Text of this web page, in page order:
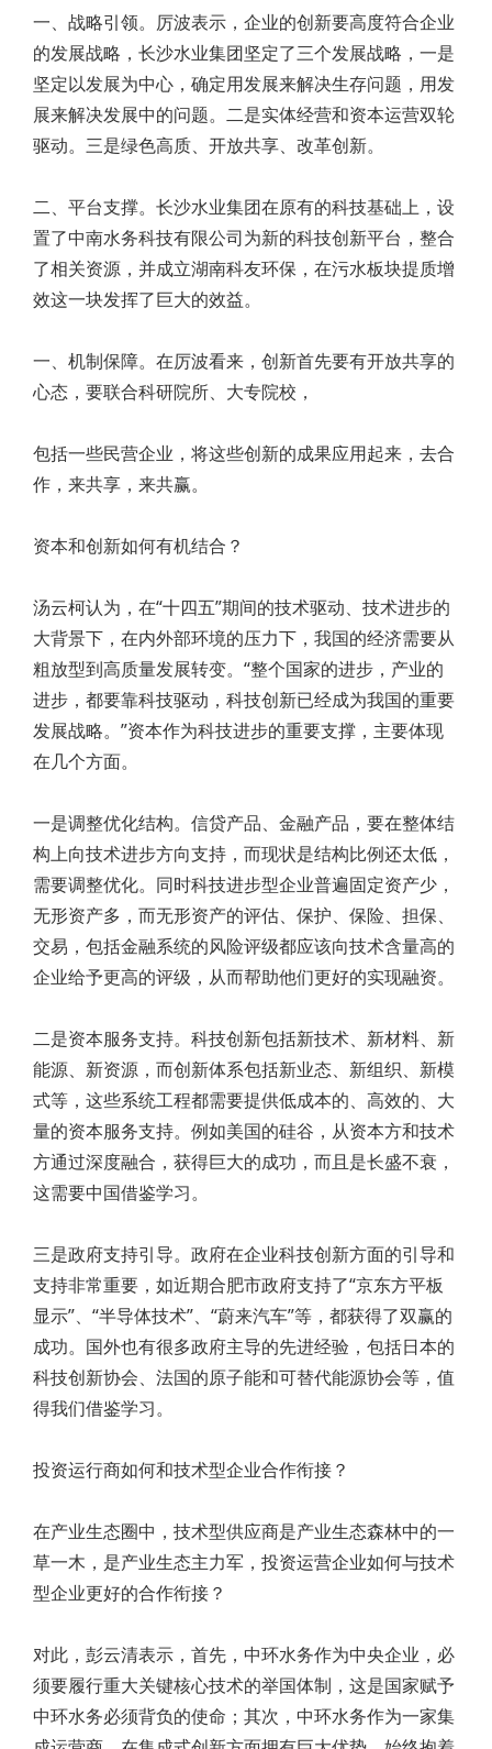
一、战略引领。厉波表示，企业的创新要高度符合企业
的发展战略，长沙水业集团坚定了三个发展战略，一是
坚定以发展为中心，确定用发展来解决生存问题，用发
展来解决发展中的问题。二是实体经营和资本运营双轮
驱动。三是绿色高质、开放共享、改革创新。
二、平台支撑。长沙水业集团在原有的科技基础上，设
置了中南水务科技有限公司为新的科技创新平台，整合
了相关资源，并成立湖南科友环保，在污水板块提质增
效这一块发挥了巨大的效益。
一、机制保障。在厉波看来，创新首先要有开放共享的
心态，要联合科研院所、大专院校，
包括一些民营企业，将这些创新的成果应用起来，去合
作，来共享，来共赢。
资本和创新如何有机结合？
汤云柯认为，在“十四五”期间的技术驱动、技术进步的
大背景下，在内外部环境的压力下，我国的经济需要从
粗放型到高质量发展转变。“整个国家的进步，产业的
进步，都要靠科技驱动，科技创新已经成为我国的重要
发展战略。”资本作为科技进步的重要支撑，主要体现
在几个方面。
一是调整优化结构。信贷产品、金融产品，要在整体结
构上向技术进步方向支持，而现状是结构比例还太低，
需要调整优化。同时科技进步型企业普遍固定资产少，
无形资产多，而无形资产的评估、保护、保险、担保、
交易，包括金融系统的风险评级都应该向技术含量高的
企业给予更高的评级，从而帮助他们更好的实现融资。
二是资本服务支持。科技创新包括新技术、新材料、新
能源、新资源，而创新体系包括新业态、新组织、新模
式等，这些系统工程都需要提供低成本的、高效的、大
量的资本服务支持。例如美国的硅谷，从资本方和技术
方通过深度融合，获得巨大的成功，而且是长盛不衰，
这需要中国借鉴学习。
三是政府支持引导。政府在企业科技创新方面的引导和
支持非常重要，如近期合肥市政府支持了“京东方平板
显示”、“半导体技术”、“蔚来汽车”等，都获得了双赢的
成功。国外也有很多政府主导的先进经验，包括日本的
科技创新协会、法国的原子能和可替代能源协会等，值
得我们借鉴学习。
投资运行商如何和技术型企业合作衔接？
在产业生态圈中，技术型供应商是产业生态森林中的一
草一木，是产业生态主力军，投资运营企业如何与技术
型企业更好的合作衔接？
对此，彭云清表示，首先，中环水务作为中央企业，必
须要履行重大关键核心技术的举国体制，这是国家赋予
中环水务必须背负的使命；其次，中环水务作为一家集